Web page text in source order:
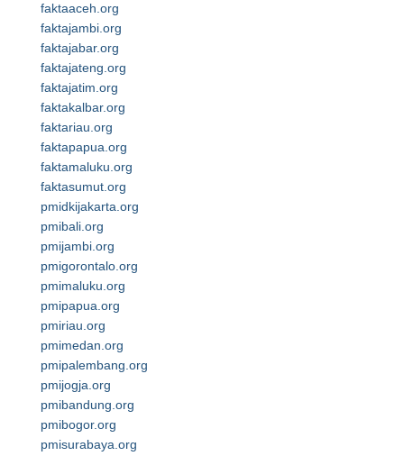
faktaaceh.org
faktajambi.org
faktajabar.org
faktajateng.org
faktajatim.org
faktakalbar.org
faktariau.org
faktapapua.org
faktamaluku.org
faktasumut.org
pmidkijakarta.org
pmibali.org
pmijambi.org
pmigorontalo.org
pmimaluku.org
pmipapua.org
pmiriau.org
pmimedan.org
pmipalembang.org
pmijogja.org
pmibandung.org
pmibogor.org
pmisurabaya.org